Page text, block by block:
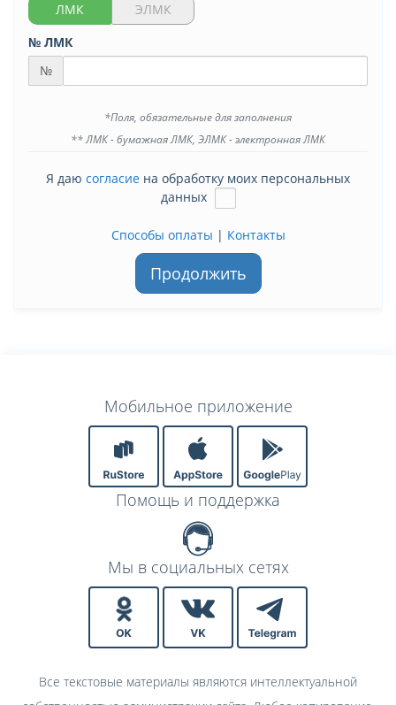
ЛМК
ЭЛМК
№ ЛМК
№
*Поля, обязательные для заполнения
** ЛМК - бумажная ЛМК, ЭЛМК - электронная ЛМК
Я даю согласие на обработку моих персональных
данных
Способы оплаты | Контакты
Продолжить
Мобильное приложение
Помощь и поддержка
Мы в социальных сетях
Все текстовые материалы являются интеллектуальной